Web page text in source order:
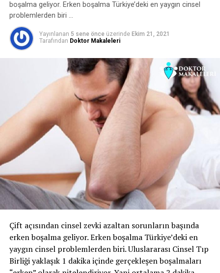
boşalma geliyor. Erken boşalma Türkiye’deki en yaygın cinsel
problemlerden biri …
Yayınlanan 5 sene önce üzerinde Ekim 21, 2021
Tarafından Doktor Makaleleri
Çift açısından cinsel zevki azaltan sorunların başında
erken boşalma geliyor. Erken boşalma Türkiye’deki en
yaygın cinsel problemlerden biri. Uluslararası Cinsel Tıp
Birliği yaklaşık 1 dakika içinde gerçekleşen boşalmaları